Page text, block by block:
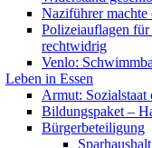
Naziführer
Polizeiauflagen
rechtwidrig
Venlo:
Leben in Essen
Armut:
Bildungspaket –
Bürgerbeteiligung
Sparhaushalt